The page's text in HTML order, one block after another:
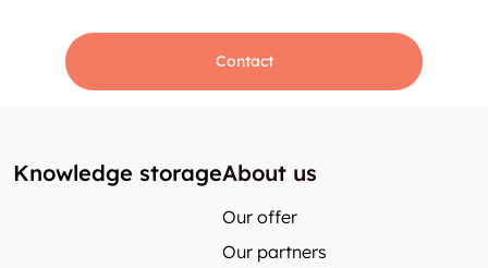
Contact
Knowledge storageAbout us
Our offer
Our partners